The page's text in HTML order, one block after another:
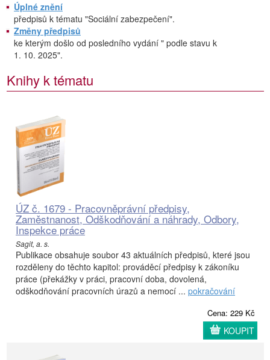
Úplné znění
předpisů k tématu "Sociální zabezpečení".
Změny předpisů
ke kterým došlo od posledního vydání " podle stavu k
1. 10. 2025".
Knihy k tématu
ÚZ č. 1679 - Pracovněprávní předpisy,
Zaměstnanost, Odškodňování a náhrady, Odbory,
Inspekce práce
Sagit, a. s.
Publikace obsahuje soubor 43 aktuálních předpisů, které jsou
rozděleny do těchto kapitol: prováděcí předpisy k zákoníku
práce (překážky v práci, pracovní doba, dovolená,
odškodňování pracovních úrazů a nemocí ... pokračování
Cena: 229 Kč
KOUPIT